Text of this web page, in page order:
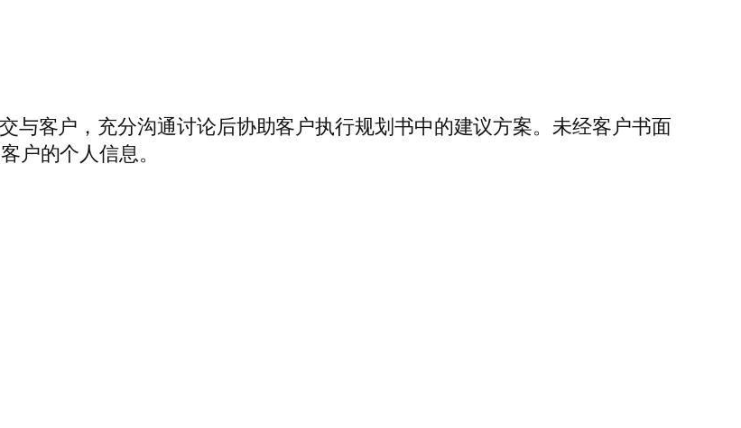
与客户，充分沟通讨论后协助客户执行规划书中的建议方案。未经客户书面
户的个人信息。